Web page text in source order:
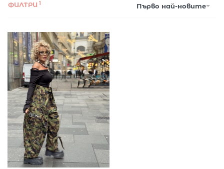
Първо най-новите
ФИЛТРИ